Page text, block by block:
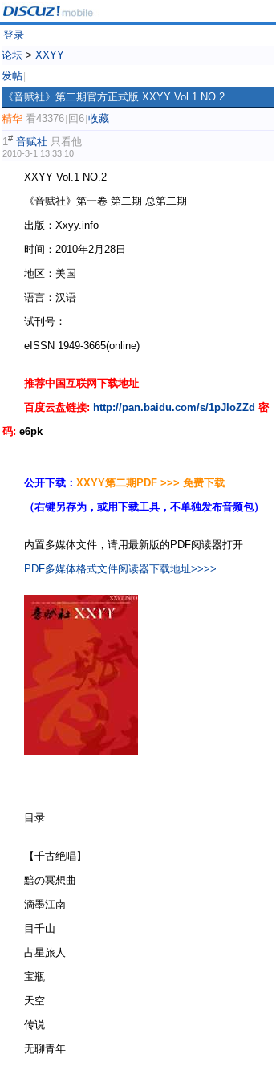
登录
论坛 > XXYY
发帖
《音赋社》第二期官方正式版 XXYY Vol.1 NO.2
精华 看43376 回6 收藏
1# 音赋社 只看他
2010-3-1 13:33:10
XXYY Vol.1 NO.2
《音赋社》第一卷 第二期 总第二期
出版：Xxyy.info
时间：2010年2月28日
地区：美国
语言：汉语
试刊号：
eISSN 1949-3665(online)
推荐中国互联网下载地址
百度云盘链接: http://pan.baidu.com/s/1pJloZZd 密
码: e6pk
公开下载： XXYY第二期PDF >>> 免费下载
（右键另存为，或用下载工具，不单独发布音频包）
内置多媒体文件，请用最新版的PDF阅读器打开
PDF多媒体格式文件阅读器下载地址>>>>
目录
【千古绝唱】
黯の冥想曲
滴墨江南
目千山
占星旅人
宝瓶
天空
传说
无聊青年